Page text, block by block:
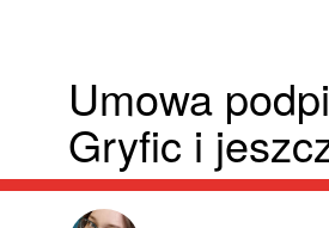
Umowa
Gryfic i